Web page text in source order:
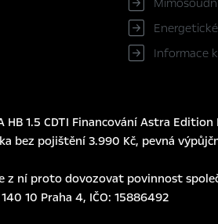
Informace
1.5 CDTI Financování Astra Edition
pojištění 3.990 Kč, pevná
ní proto dovozovat povinnost
10 Praha 4, IČO: 15886492